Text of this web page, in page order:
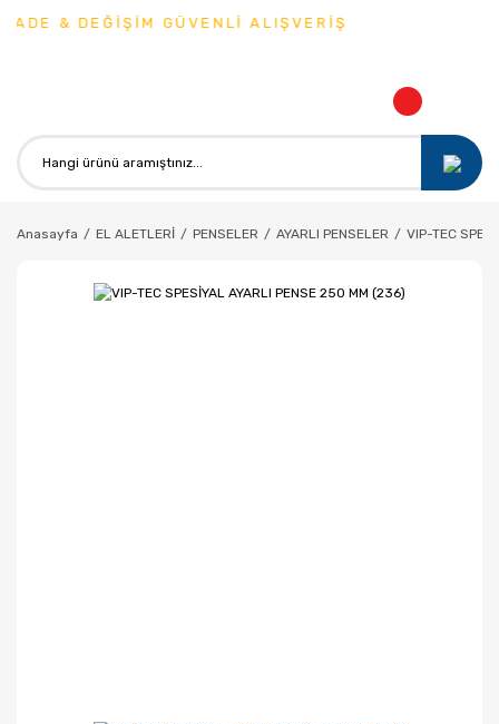
& DEĞİŞİM GÜVENLİ ALIŞVERİŞ
Anasayfa EL ALETLERİ PENSELER AYARLI PENSELER VIP-TEC